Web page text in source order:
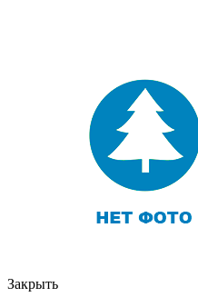
Закрыть